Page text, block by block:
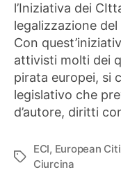
l’Iniziativa dei
legalizzazione
Con
attivisti molti dei
pirata europei, si
legislativo che
d’autore, diritti
Tag
ECI, European
Ciurcina